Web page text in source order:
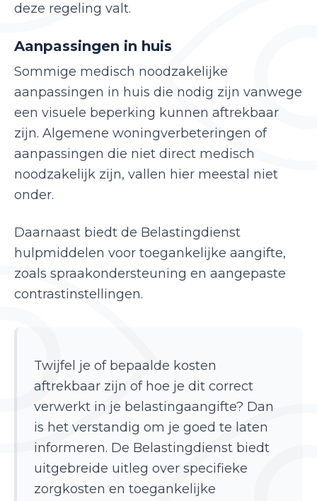
deze regeling valt.
Aanpassingen in huis
Sommige medisch noodzakelijke
aanpassingen in huis die nodig zijn vanwege
een visuele beperking kunnen aftrekbaar
zijn. Algemene woningverbeteringen of
aanpassingen die niet direct medisch
noodzakelijk zijn, vallen hier meestal niet
onder.
Daarnaast biedt de Belastingdienst
hulpmiddelen voor toegankelijke aangifte,
zoals spraakondersteuning en aangepaste
contrastinstellingen.
Twijfel je of bepaalde kosten
aftrekbaar zijn of hoe je dit correct
verwerkt in je belastingaangifte? Dan
is het verstandig om je goed te laten
informeren. De Belastingdienst biedt
uitgebreide uitleg over specifieke
zorgkosten en toegankelijke